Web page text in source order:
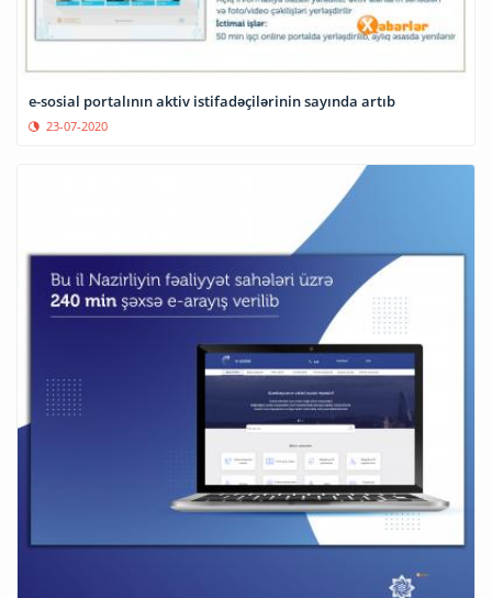
e-sosial portalının aktiv istifadəçilərinin sayında artıb
23-07-2020